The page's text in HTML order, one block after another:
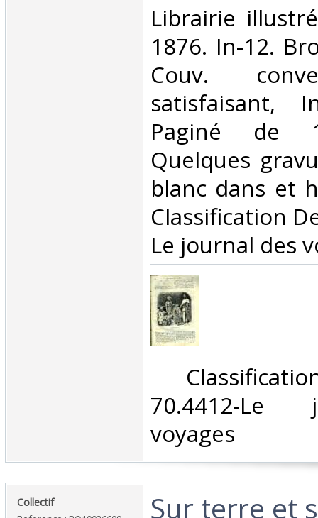
‎Librairie
1876. In-12.
Couv.
satisfaisant,
Paginé de
Quelques
blanc dans et
Classification
Le journal des
70.4412-
voyages‎
‎Collectif‎
‎Sur terre et